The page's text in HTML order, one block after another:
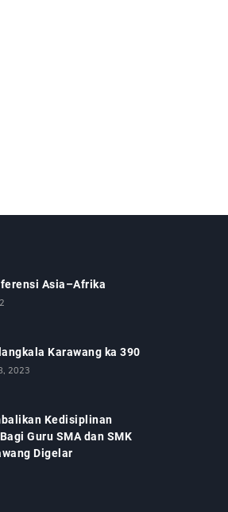
Asia–Afrika
Karawang ka 390
2023
Kedisiplinan
Guru SMA dan SMK
Digelar